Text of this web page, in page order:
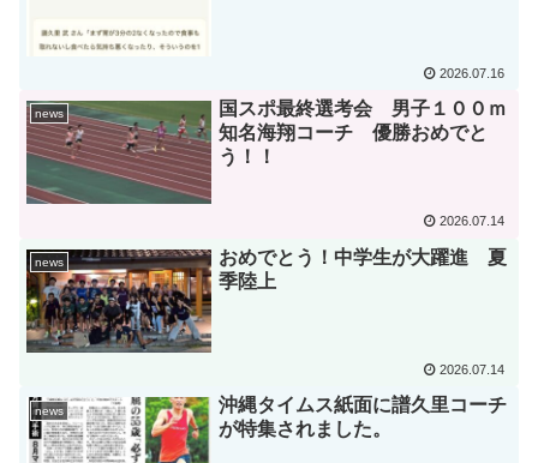
2026.07.16
news
国スポ最終選考会 男子１００ｍ
知名海翔コーチ 優勝おめでと
う！！
2026.07.14
news
おめでとう！中学生が大躍進 夏
季陸上
2026.07.14
news
沖縄タイムス紙面に譜久里コーチ
が特集されました。